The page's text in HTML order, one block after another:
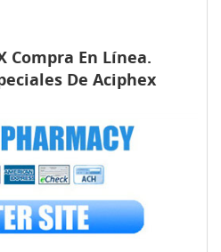
Compra En Línea.
De Aciphex